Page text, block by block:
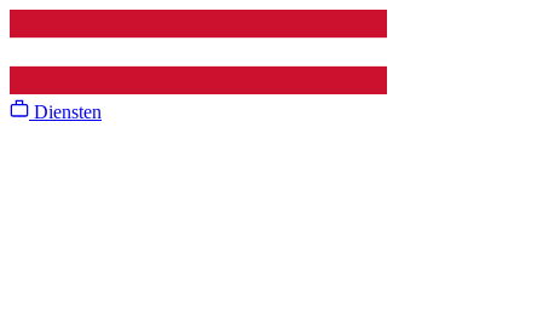
Diensten